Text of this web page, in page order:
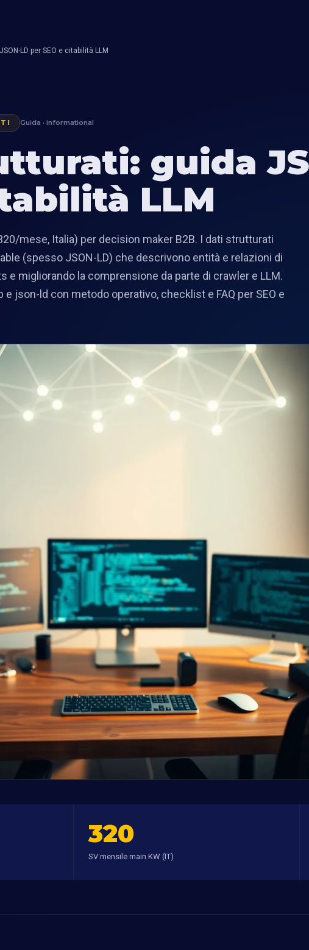
LD per SEO e citabilità LLM
Guida · informational
guida
LLM
mese, Italia) per decision maker B2B. I dati strutturati
(spesso JSON-LD) che descrivono entità e relazioni di
e migliorando la comprensione da parte di crawler e LLM.
json-ld con metodo operativo, checklist e FAQ per SEO e
320
SV mensile main KW (IT)